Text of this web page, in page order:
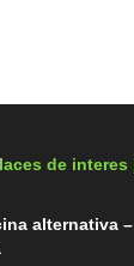
de interes
alternativa